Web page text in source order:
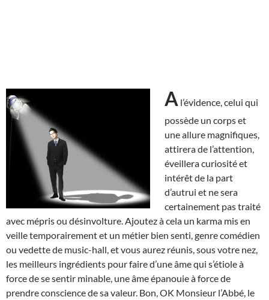
A l’évidence, celui qui
possède un corps et
une allure magnifiques,
attirera de l’attention,
éveillera curiosité et
intérêt de la part
d’autrui et ne sera
certainement pas traité
avec mépris ou désinvolture. Ajoutez à cela un karma mis en
veille temporairement et un métier bien senti, genre comédien
ou vedette de music-hall, et vous aurez réunis, sous votre nez,
les meilleurs ingrédients pour faire d’une âme qui s’étiole à
force de se sentir minable, une âme épanouie à force de
prendre conscience de sa valeur. Bon, OK Monsieur l’Abbé, le